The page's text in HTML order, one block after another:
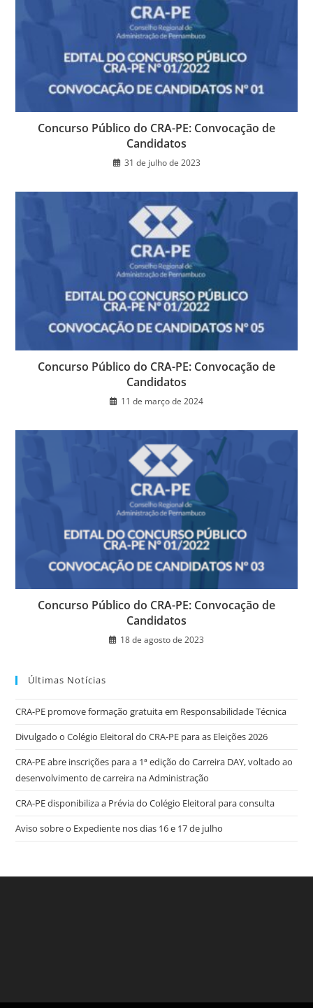
Concurso Público do CRA-PE: Convocação de
Candidatos
31 de julho de 2023
Concurso Público do CRA-PE: Convocação de
Candidatos
11 de março de 2024
Concurso Público do CRA-PE: Convocação de
Candidatos
18 de agosto de 2023
Últimas Notícias
CRA-PE promove formação gratuita em Responsabilidade Técnica
Divulgado o Colégio Eleitoral do CRA-PE para as Eleições 2026
CRA-PE abre inscrições para a 1ª edição do Carreira DAY, voltado ao
desenvolvimento de carreira na Administração
CRA-PE disponibiliza a Prévia do Colégio Eleitoral para consulta
Aviso sobre o Expediente nos dias 16 e 17 de julho